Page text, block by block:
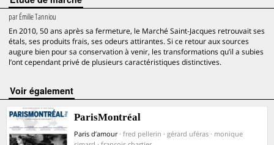
parÉmilie Tanniou
En 2010, 50 ans après sa fermeture, le Marché Saint-Jacques retrouvait ses
étals, ses produits frais, ses odeurs attirantes. Si ce retour aux sources
augure bien pour sa conservation à venir, les transformations qu’il a subies
l’ont cependant privé de plusieurs caractéristiques distinctives.
voir également
ParisMontréal
Paris d’amour · fred pellerin · gérard uféras · monique